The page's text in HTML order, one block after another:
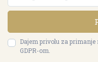
Dajem privolu za primanje
GDPR-om.